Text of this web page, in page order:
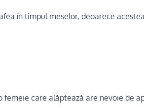
în timpul meselor, deoarece
care alăptează are nevoie de